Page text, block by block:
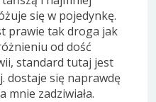
się w pojedynkę.
prawie tak droga jak
od dość
standard tutaj jest
dostaje się naprawdę
mnie zadziwiała.